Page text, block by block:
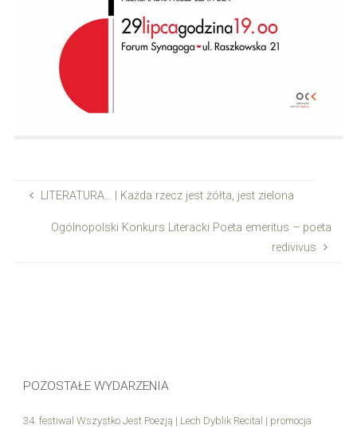
LITERATURA… | Każda rzecz jest żółta, jest zielona
Ogólnopolski Konkurs Literacki Poeta emeritus – poeta
redivivus
POZOSTAŁE WYDARZENIA
34. festiwal Wszystko Jest Poezją | Lech Dyblik Recital | promocja